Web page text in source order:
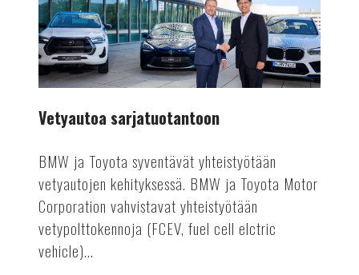
Vetyautoa sarjatuotantoon
BMW ja Toyota syventävät yhteistyötään
vetyautojen kehityksessä. BMW ja Toyota Motor
Corporation vahvistavat yhteistyötään
vetypolttokennoja (FCEV, fuel cell elctric
vehicle)...